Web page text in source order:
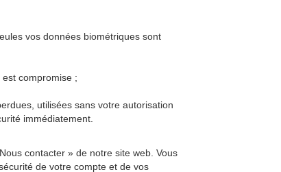
vos données biométriques sont
compromise ;
utilisées sans votre autorisation
immédiatement.
contacter » de notre site web. Vous
de votre compte et de vos